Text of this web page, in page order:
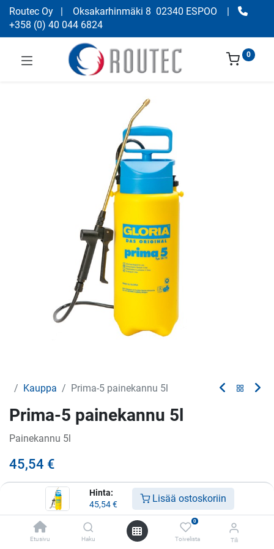
Hinta:
45,54€ Lisää ostoskoriin
Etusivu Haku
0
Toivelista Tili
Routec Oy | Oksakarhinmäki 8 02340 ESPOO
|
+358 (0) 40 044 6824
0
Kauppa Prima-5 painekannu 5l
Prima-5 painekannu 5l
Painekannu 5l
45,54 €
Lisää ostoskoriin
Lisää toivelistalle